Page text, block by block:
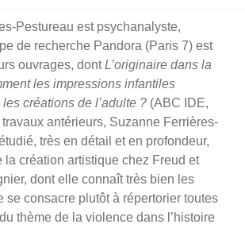
Pestureau est psychanalyste,
de recherche Pandora (Paris 7) est
ouvrages, dontL’originaire dans la
les impressions infantiles
créations de l’adulte ? (ABC IDE,
antérieurs, Suzanne Ferrières-
très en détail et en profondeur,
la création artistique chez Freud et
dont elle connaît très bien les
se consacre plutôt à répertorier toutes
thème de la violence dans l’histoire